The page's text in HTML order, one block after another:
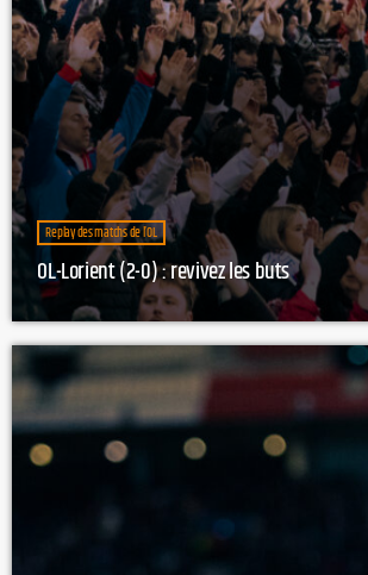
Replay des matchs de l’OL
OL-Lorient (2-0) : revivez les buts